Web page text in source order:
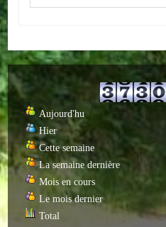
Commerces
Hotels/Restaurants
Garages
Loisirs
Batiments/TP
Services
Aujourd'hu
Hier
Cette semaine
La semaine dernière
Mois en cours
Le mois dernier
Total